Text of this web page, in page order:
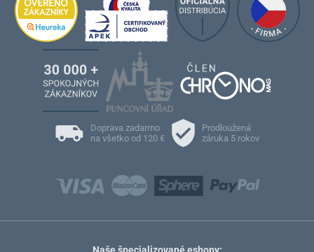
Doprava zadarmo
na všetko od 120 €
Prodloužená
záruka 5 rokov